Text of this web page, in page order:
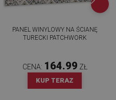
PANEL WINYLOWY NA ŚCIANĘ
TURECKI PATCHWORK
CENA: 164.99 ZŁ
KUP TERAZ